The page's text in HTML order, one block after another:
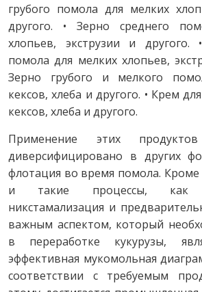
грубого помола для мелких
другого. • Зерно среднего
хлопьев, экструзии и другого.
помола для мелких хлопьев,
Зерно грубого и мелкого
кексов, хлеба и другого. • Крем
кексов, хлеба и другого.
Применение этих
диверсифицировано в других
флотация во время помола. Кроме
и такие процессы, как
никстамализация и
важным аспектом, который
в переработке кукурузы,
эффективная мукомольная
соответствии с требуемым